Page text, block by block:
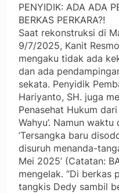
PENYIDIK: ADA ADA
BERKAS PERKARA?!
Saat rekonstruksi di
9/7/2025, Kanit
mengaku tidak ada
dan ada
sekata. Penyidik
Hariyanto, SH. juga
Penasehat Hukum
Wahyu’. Namun
‘Tersangka baru
disuruh menanda-
Mei 2025’ (Catatan:
mengelak. “Di berkas
tangkis Dedy sambil